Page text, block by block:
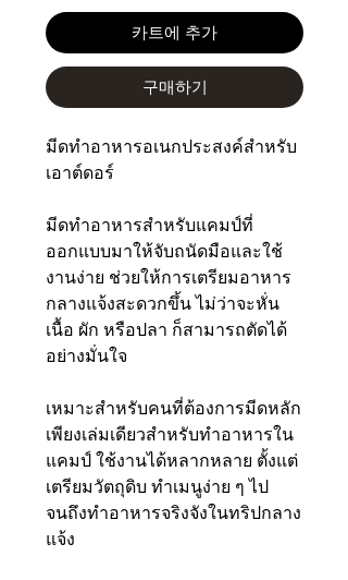
카트에 추가
구매하기
มีดทำอาหารอเนกประสงค์สำหรับ
เอาต์ดอร์
มีดทำอาหารสำหรับแคมป์ที่
ออกแบบมาให้จับถนัดมือและใช้
งานง่าย ช่วยให้การเตรียมอาหาร
กลางแจ้งสะดวกขึ้น ไม่ว่าจะหั่น
เนื้อ ผัก หรือปลา ก็สามารถตัดได้
อย่างมั่นใจ
เหมาะสำหรับคนที่ต้องการมีดหลัก
เพียงเล่มเดียวสำหรับทำอาหารใน
แคมป์ ใช้งานได้หลากหลาย ตั้งแต่
เตรียมวัตถุดิบ ทำเมนูง่าย ๆ ไป
จนถึงทำอาหารจริงจังในทริปกลาง
แจ้ง